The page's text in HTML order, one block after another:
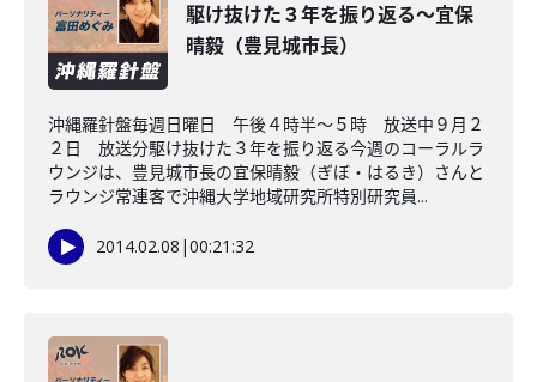
駆け抜けた３年を振り返る～宜保
晴毅（豊見城市長）
沖縄羅針盤毎週日曜日 午後４時半～５時 放送中９月２
２日 放送分駆け抜けた３年を振り返る今週のコーラルラ
ウンジは、豊見城市長の宜保晴毅（ぎぼ・はるき）さんと
ラウンジ常連客で沖縄大学地域研究所特別研究員...
2014.02.08 |00:21:32